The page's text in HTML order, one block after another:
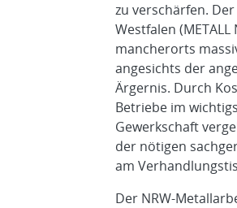
zu verschärfen.
Westfalen
mancherorts
angesichts der
Ärgernis. Durch
Betriebe im
Gewerkschaft
der nötigen
am
Der NRW-